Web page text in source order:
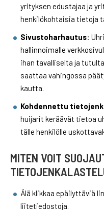
yrityksen edustajaa ja
henkilökohtaisia tietoja
Sivustoharhautus:
hallinnoimalle
ihan tavalliselta ja
saattaa vahingossa
kautta.
Kohdennettu
huijarit keräävät tietoa
tälle henkilölle
MITEN VOIT
Älä klikkaa epäilyttäviä
liitetiedostoja.